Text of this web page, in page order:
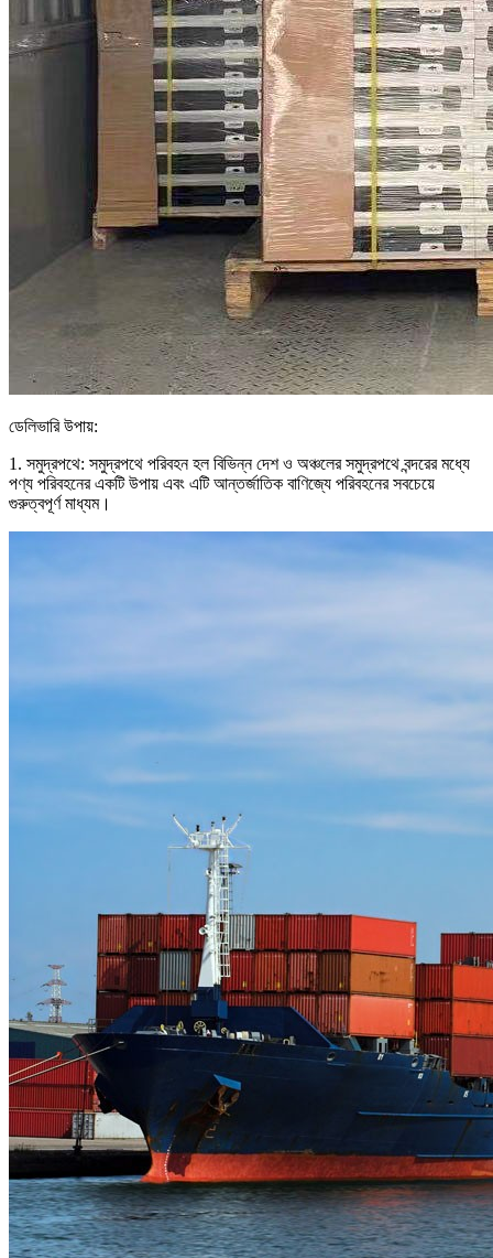
ডেলিভারি উপায়:
1. সমুদ্রপথে: সমুদ্রপথে পরিবহন হল বিভিন্ন দেশ ও অঞ্চলের সমুদ্রপথে বন্দরের মধ্যে
পণ্য পরিবহনের একটি উপায় এবং এটি আন্তর্জাতিক বাণিজ্যে পরিবহনের সবচেয়ে
গুরুত্বপূর্ণ মাধ্যম।